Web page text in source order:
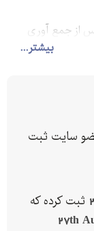
بیشتر...
از جمع آوری
باکس های مخصوص
توسط مشتری یا
شرکت های
سایت ثبت
ثبت کرده که
27th